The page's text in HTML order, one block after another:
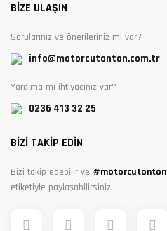
BİZE ULAŞIN
Sorularınız ve önerileriniz mi var?
info@motorcutonton.com.tr
Yardıma mı ihtiyacınız var?
0236 413 32 25
BİZİ TAKİP EDİN
Bizi takip edebilir ve #motorcutonton
etiketiyle paylaşabilirsiniz.